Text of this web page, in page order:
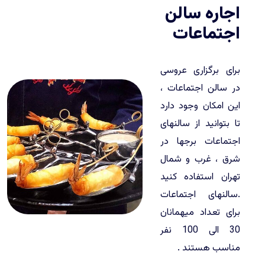
اجاره سالن
اجتماعات
برای برگزاری عروسی
در سالن اجتماعات ،
این امکان وجود دارد
تا بتوانید از سالنهای
اجتماعات برجها در
شرق ، غرب و شمال
تهران استفاده کنید
.سالنهای اجتماعات
برای تعداد میهمانان
30 الی 100 نفر
مناسب هستند .